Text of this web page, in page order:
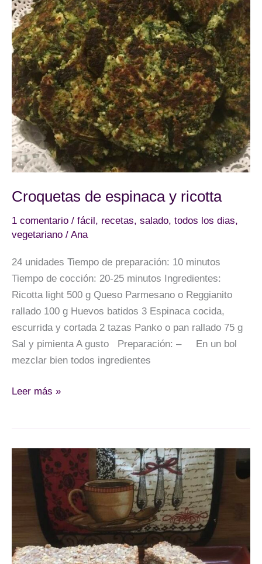
Croquetas de espinaca y ricotta
1 comentario / fácil , recetas, salado, todos los dias,
vegetariano / Ana
24 unidades Tiempo de preparación: 10 minutos
Tiempo de cocción: 20-25 minutos Ingredientes:
Ricotta light 500 g Queso Parmesano o Reggianito
rallado 100 g Huevos batidos 3 Espinaca cocida,
escurrida y cortada 2 tazas Panko o pan rallado 75 g
Sal y pimienta A gusto Preparación: – En un bol
mezclar bien todos ingredientes
Croquetas
Leer más »